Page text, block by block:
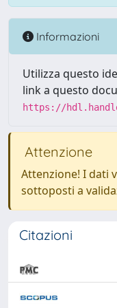
Informazioni
Utilizza questo
link a questo
https://
Attenzione
Attenzione! I dati
sottoposti a
Citazioni